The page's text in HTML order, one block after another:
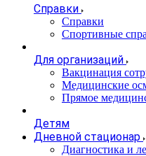
Справки
Справки
Спортивные
Для организаций
Вакцинация
Медицинские
Прямое
Детям
Дневной стационар
Диагностика и